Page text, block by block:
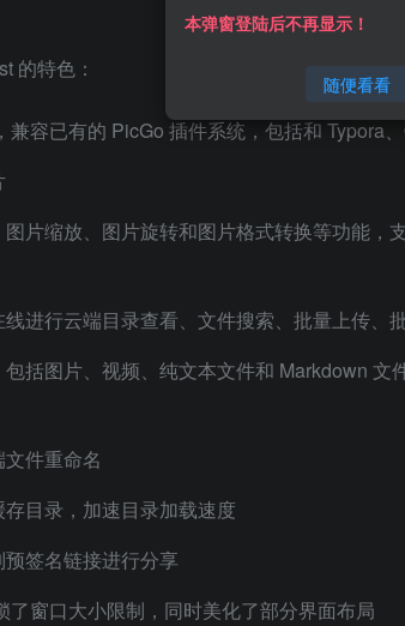
的特色：
兼容已有的 PicGo 插件系统，包括和 Typora
片缩放、图片旋转和图片格式转换等功能，
进行云端目录查看、文件搜索、批量上传、
括图片、视频、纯文本文件和 Markdown 文
件重命名
目录，加速目录加载速度
签名链接进行分享
了窗口大小限制，同时美化了部分界面布局
本弹窗登陆后不再显示！
随便看看